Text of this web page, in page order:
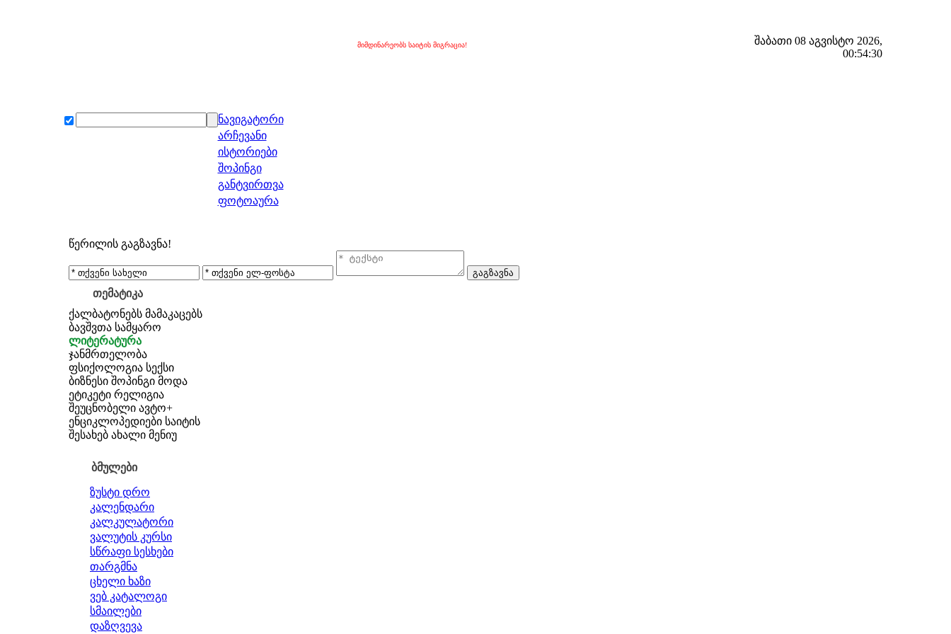
მიმდინარეობს საიტის მიგრაცია!
შაბათი 08 აგვისტო 2026,
00:54:31
ნავიგატორი
არჩევანი
ისტორიები
შოპინგი
განტვირთვა
ფოტოაურა
წერილის გაგზავნა!
თემატიკა
ქალბატონებს მამაკაცებს
ბავშვთა სამყარო
ლიტერატურა
ჯანმრთელობა
ფსიქოლოგია სექსი
ბიზნესი შოპინგი მოდა
ეტიკეტი რელიგია
შეუცნობელი ავტო+
ენციკლოპედიები საიტის
შესახებ ახალი მენიუ
ბმულები
ზუსტი დრო
კალენდარი
კალკულატორი
ვალუტის კურსი
სწრაფი სესხები
თარგმნა
ცხელი ხაზი
ვებ კატალოგი
სმაილები
დაზღვევა